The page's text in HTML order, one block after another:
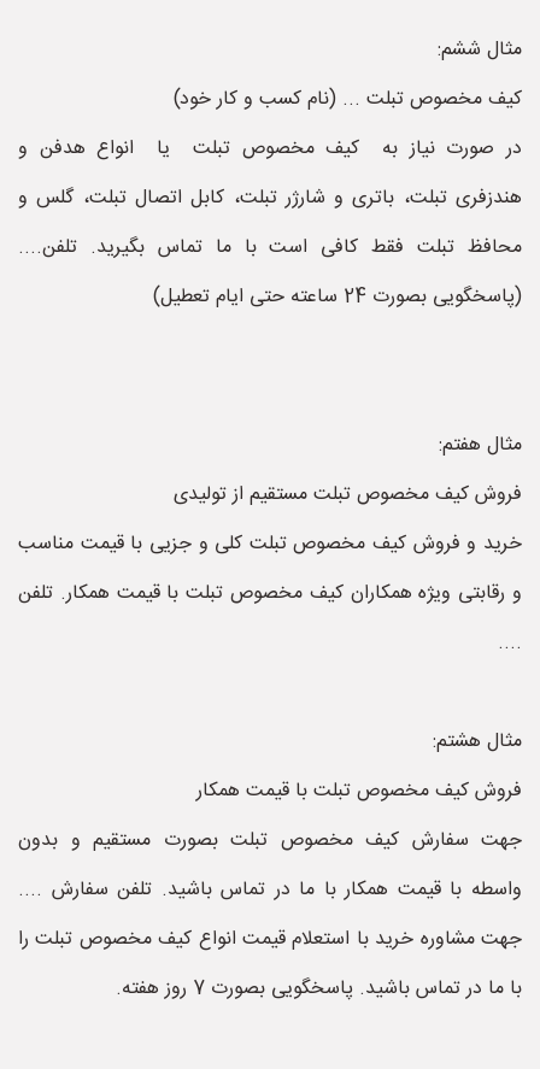
مثال ششم:
کیف مخصوص تبلت ... (نام کسب و کار خود)
در صورت نیاز به کیف مخصوص تبلت یا انواع هدفن و
هندزفری تبلت، باتری و شارژر تبلت، کابل اتصال تبلت، گلس و
محافظ تبلت فقط کافی است با ما تماس بگیرید. تلفن....
(پاسخگویی بصورت 24 ساعته حتی ایام تعطیل)
مثال هفتم:
فروش کیف مخصوص تبلت مستقیم از تولیدی
خرید و فروش کیف مخصوص تبلت کلی و جزیی با قیمت مناسب
و رقابتی ویژه همکاران کیف مخصوص تبلت با قیمت همکار. تلفن
....
مثال هشتم:
فروش کیف مخصوص تبلت با قیمت همکار
جهت سفارش کیف مخصوص تبلت بصورت مستقیم و بدون
واسطه با قیمت همکار با ما در تماس باشید. تلفن سفارش ....
جهت مشاوره خرید با استعلام قیمت انواع کیف مخصوص تبلت را
با ما در تماس باشید. پاسخگویی بصورت 7 روز هفته.